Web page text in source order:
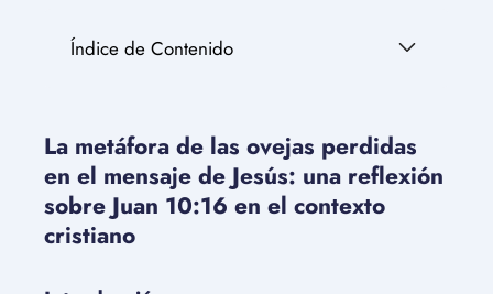
Índice de Contenido
La metáfora de las ovejas perdidas
en el mensaje de Jesús: una reflexión
sobre Juan 10:16 en el contexto
cristiano